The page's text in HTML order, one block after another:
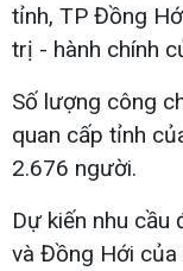
tỉnh, TP Đồng
trị - hành chính
Số lượng công
quan cấp tỉnh
2.676 người.
Dự kiến nhu cầu
và Đồng Hới của